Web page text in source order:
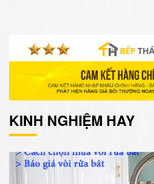
KINH NGHIỆM HAY